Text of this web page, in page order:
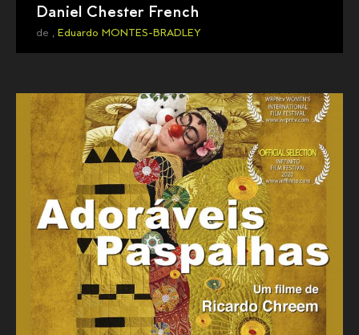
Daniel Chester French
de , Eduardo MONTES-BRADLEY